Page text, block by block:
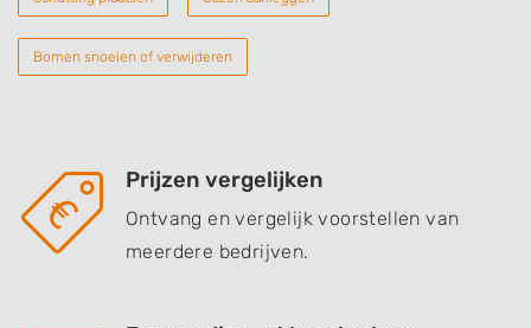
Bomen snoeien of verwijderen
Prijzen vergelijken
Ontvang en vergelijk voorstellen van
meerdere bedrijven.